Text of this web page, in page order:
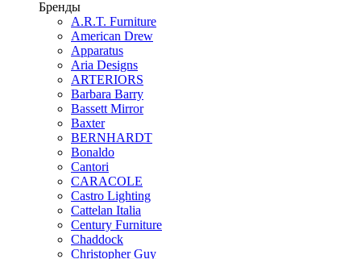
Бренды
A.R.T. Furniture
American Drew
Apparatus
Aria Designs
ARTERIORS
Barbara Barry
Bassett Mirror
Baxter
BERNHARDT
Bonaldo
Cantori
CARACOLE
Castro Lighting
Cattelan Italia
Century Furniture
Chaddock
Christopher Guy